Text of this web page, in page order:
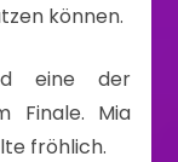
können.
eine der
Finale. Mia
fröhlich.